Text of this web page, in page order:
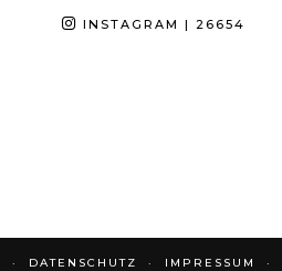
INSTAGRAM | 26654
DATENSCHUTZ IMPRESSUM